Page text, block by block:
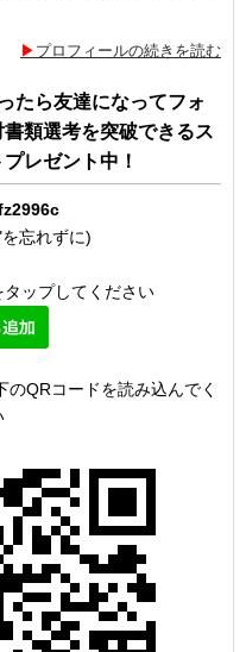
プロフィールの続きを読む
たら友達になってフォ
類選考を突破できるス
レゼント中！
忘れずに)
ップしてください
QRコードを読み込んでく